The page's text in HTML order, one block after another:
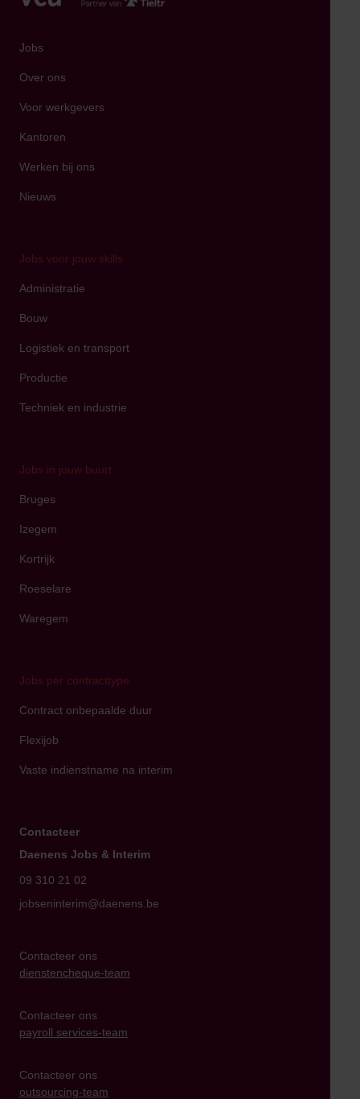
Jobs
Over ons
Voor werkgevers
Kantoren
Werken bij ons
Nieuws
Jobs voor jouw skills
Administratie
Bouw
Logistiek en transport
Productie
Techniek en industrie
Jobs in jouw buurt
Bruges
Izegem
Kortrijk
Roeselare
Waregem
Jobs per contracttype
Contract onbepaalde duur
Flexijob
Vaste indienstname na interim
Contacteer
Daenens Jobs & Interim
09 310 21 02
jobseninterim@daenens.be
Contacteer ons
dienstencheque-team
Contacteer ons
payroll services-team
Contacteer ons
outsourcing-team